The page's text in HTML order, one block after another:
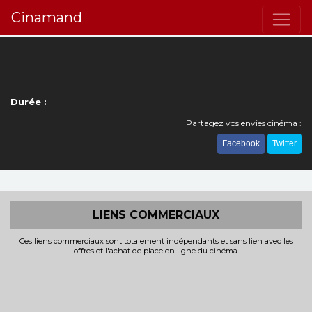
Cinamand
Durée :
Partagez vos envies cinéma :
Facebook Twitter
LIENS COMMERCIAUX
Ces liens commerciaux sont totalement indépendants et sans lien avec les
offres et l'achat de place en ligne du cinéma.